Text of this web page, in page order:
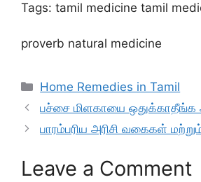
Tags: tamil medicine tamil
proverb natural medicine
Categories
Home Remedies in Tamil
பச்சை மிளகாயை
பாரம்பரிய அரிசி வகைகள்
Leave a Comment